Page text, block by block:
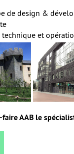
de design &
et
AAB le